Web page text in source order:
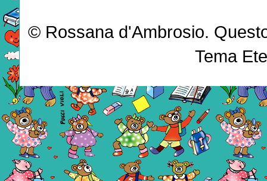
© Rossana d'Ambrosio.
Tema